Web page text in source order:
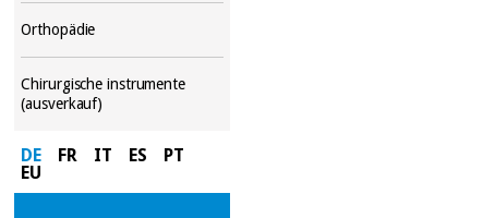
Orthopädie
Chirurgische instrumente
(ausverkauf)
DE FR IT ES
PT
EU